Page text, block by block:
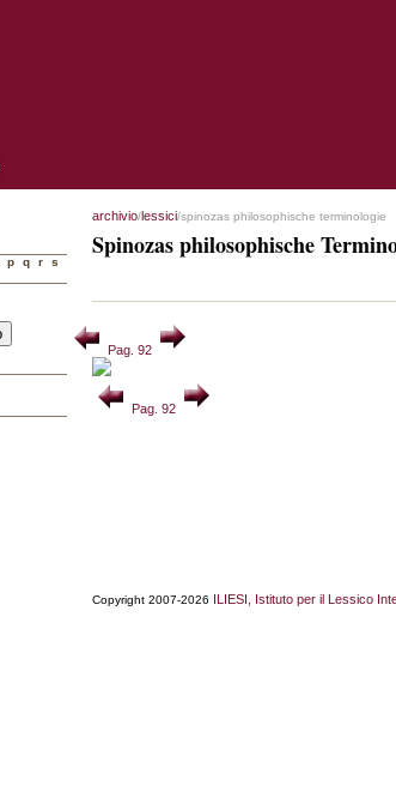
p q r
s
archivio/lessici/spinozas philosophische terminologie
Spinozas philosophische
Pag. 92
Pag. 92
Copyright 2007-2026 ILIESI, Istituto per il Lessico